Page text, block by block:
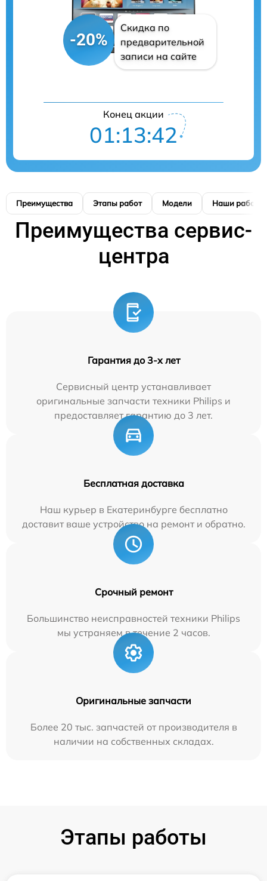
-20%
Скидка по
предварительной
записи на сайте
Конец акции
01:13:41
Преимущества Этапы работ Модели Наши работы
Преимущества сервис-
центра
Гарантия до 3-х лет
Сервисный центр устанавливает
оригинальные запчасти техники Philips и
предоставляет гарантию до 3 лет.
Бесплатная доставка
Наш курьер в Екатеринбурге бесплатно
доставит ваше устройство на ремонт и обратно.
Срочный ремонт
Большинство неисправностей техники Philips
мы устраняем в течение 2 часов.
Оригинальные запчасти
Более 20 тыс. запчастей от производителя в
наличии на собственных складах.
Этапы работы